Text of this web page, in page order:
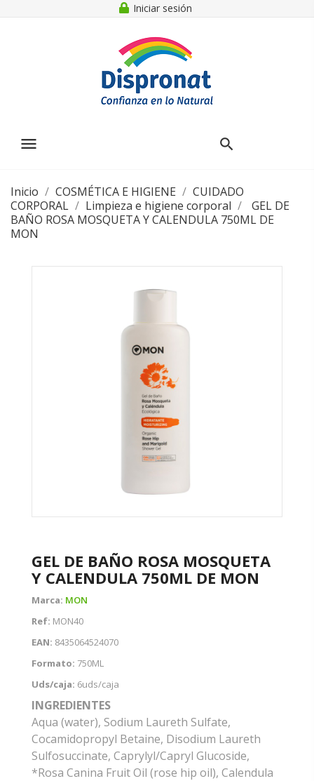
Iniciar sesión
menu
Inicio COSMÉTICA E HIGIENE
CUIDADO
CORPORAL
Limpieza e higiene corporal
GEL DE
BAÑO ROSA MOSQUETA Y CALENDULA 750ML DE
MON
GEL DE BAÑO ROSA MOSQUETA
Y CALENDULA 750ML DE MON
Marca: MON
Ref: MON40
EAN: 8435064524070
Formato: 750ML
Uds/caja: 6uds/caja
INGREDIENTES
Aqua (water), Sodium Laureth Sulfate,
Cocamidopropyl Betaine, Disodium Laureth
Sulfosuccinate, Caprylyl/Capryl Glucoside,
*Rosa Canina Fruit Oil (rose hip oil), Calendula